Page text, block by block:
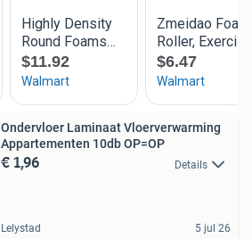
Ondervloer Laminaat Vloerverwarming
Appartementen 10db OP=OP
€ 1,96 Details
Lelystad 5 jul 26